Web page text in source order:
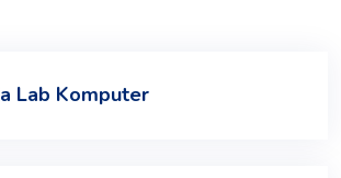
Lab Komputer